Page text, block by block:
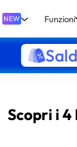
NEW Funzioni
Scopri i